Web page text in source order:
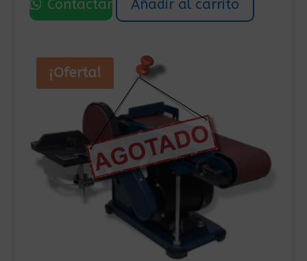
era:
es:
Contactar Añadir al carrito
¡Oferta!